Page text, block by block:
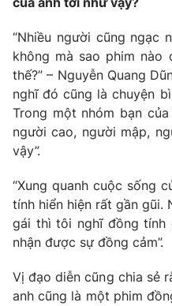
Thị trường
Tư vấn
Lịch phát sóng
Chuyên mục khác
Emagazine
Photo
Video
VTV Money
VTV Sức khoẻ
“Nhiều người cũng ngạc
không mà sao phim nào
thế?” – Nguyễn Quang
nghĩ đó cũng là chuyện
Trong một nhóm bạn
người cao, người mập,
vậy”.
“Xung quanh cuộc sống
tính hiển hiện rất gần gũi.
gái thì tôi nghĩ đồng tính
nhận được sự đồng cảm”.
Vị đạo diễn cũng chia sẻ
anh cũng là một phim